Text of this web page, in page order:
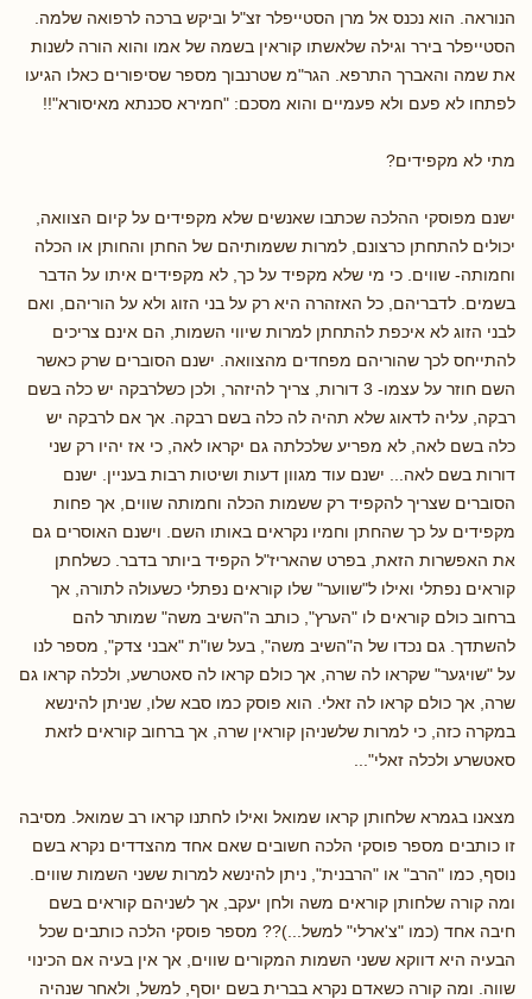
הנוראה. הוא נכנס אל מרן הסטייפלר זצ"ל וביקש ברכה לרפואה שלמה.
הסטייפלר בירר וגילה שלאשתו קוראין בשמה של אמו והוא הורה לשנות
את שמה והאברך התרפא. הגר"מ שטרנבוך מספר שסיפורים כאלו הגיעו
לפתחו לא פעם ולא פעמיים והוא מסכם: "חמירא סכנתא מאיסורא"!!
מתי לא מקפידים?
ישנם מפוסקי ההלכה שכתבו שאנשים שלא מקפידים על קיום הצוואה,
יכולים להתחתן כרצונם, למרות ששמותיהם של החתן והחותן או הכלה
וחמותה- שווים. כי מי שלא מקפיד על כך, לא מקפידים איתו על הדבר
בשמים. לדבריהם, כל האזהרה היא רק על בני הזוג ולא על הוריהם, ואם
לבני הזוג לא איכפת להתחתן למרות שיווי השמות, הם אינם צריכים
להתייחס לכך שהוריהם מפחדים מהצוואה. ישנם הסוברים שרק כאשר
השם חוזר על עצמו- 3 דורות, צריך להיזהר, ולכן כשלרבקה יש כלה בשם
רבקה, עליה לדאוג שלא תהיה לה כלה בשם רבקה. אך אם לרבקה יש
כלה בשם לאה, לא מפריע שלכלתה גם יקראו לאה, כי אז יהיו רק שני
דורות בשם לאה... ישנם עוד מגוון דעות ושיטות רבות בעניין. ישנם
הסוברים שצריך להקפיד רק ששמות הכלה וחמותה שווים, אך פחות
מקפידים על כך שהחתן וחמיו נקראים באותו השם. וישנם האוסרים גם
את האפשרות הזאת, בפרט שהאריז"ל הקפיד ביותר בדבר. כשלחתן
קוראים נפתלי ואילו ל"שווער" שלו קוראים נפתלי כשעולה לתורה, אך
ברחוב כולם קוראים לו "הערץ", כותב ה"השיב משה" שמותר להם
להשתדך. גם נכדו של ה"השיב משה", בעל שו"ת "אבני צדק", מספר לנו
על "שויגער" שקראו לה שרה, אך כולם קראו לה סאטרשע, ולכלה קראו גם
שרה, אך כולם קראו לה זאלי. הוא פוסק כמו סבא שלו, שניתן להינשא
במקרה כזה, כי למרות שלשניהן קוראין שרה, אך ברחוב קוראים לזאת
סאטשרע ולכלה זאלי"...
מצאנו בגמרא שלחותן קראו שמואל ואילו לחתנו קראו רב שמואל. מסיבה
זו כותבים מספר פוסקי הלכה חשובים שאם אחד מהצדדים נקרא בשם
נוסף, כמו "הרב" או "הרבנית", ניתן להינשא למרות ששני השמות שווים.
ומה קורה שלחותן קוראים משה ולחן יעקב, אך לשניהם קוראים בשם
חיבה אחד (כמו "צ'ארלי" למשל...)?? מספר פוסקי הלכה כותבים שכל
הבעיה היא דווקא ששני השמות המקורים שווים, אך אין בעיה אם הכינוי
שווה. ומה קורה כשאדם נקרא בברית בשם יוסף, למשל, ולאחר שנהיה